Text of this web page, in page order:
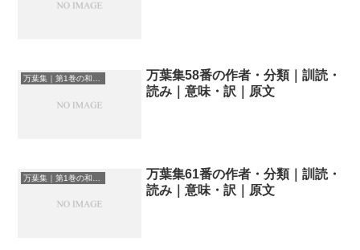
万葉集58番の作者・分類｜訓読・
読み｜意味・訳｜原文
万葉集61番の作者・分類｜訓読・
読み｜意味・訳｜原文